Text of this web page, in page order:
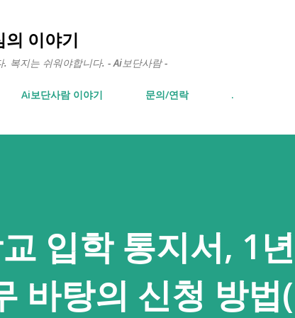
이야기
. 복지는 쉬워야합니다. - Ai보단사람 -
Ai보단사람 이야기 문의/연락 .
입학 통지서, 1
바탕의 신청 방